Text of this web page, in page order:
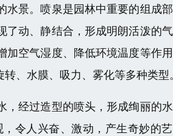
水景。喷泉是园林中重要的组成
了动、静结合，形成明朗活泼的
加空气湿度、降低环境温度等作
、水膜、吸力、雾化等多种类型
，经过造型的喷头，形成绚丽的
令人兴奋、激动，产生奇妙的